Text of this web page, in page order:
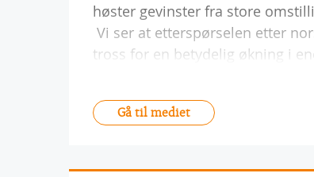
høster gevinster fra store
 Vi ser at etterspørselen etter
tross for en betydelig økning i
Gå til mediet